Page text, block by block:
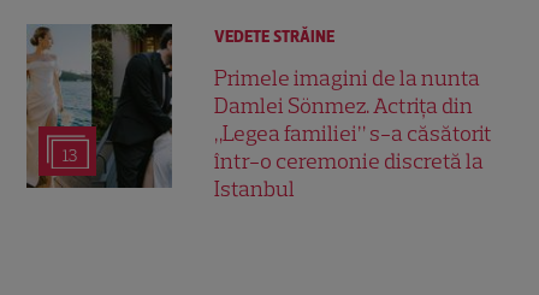
13
VEDETE STRĂINE
Primele imagini de la nunta
Damlei Sönmez. Actrița din
„Legea familiei” s-a căsătorit
într-o ceremonie discretă la
Istanbul